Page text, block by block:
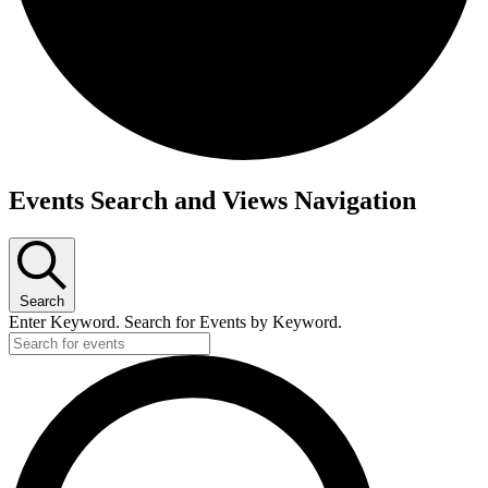
Events Search and Views Navigation
Search
Enter Keyword. Search for Events by Keyword.